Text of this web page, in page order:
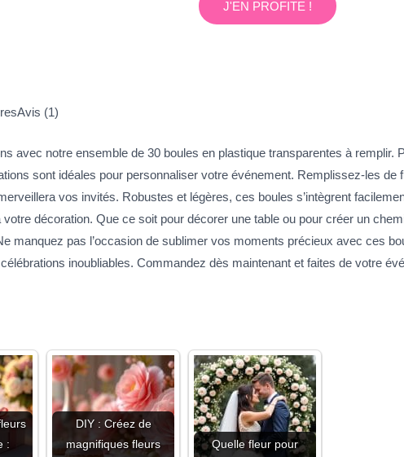
J'EN PROFITE !
Avis (1)
avec notre ensemble de 30 boules en plastique transparentes à remplir.
sont idéales pour personnaliser votre événement. Remplissez-les de
vos invités. Robustes et légères, ces boules s’intègrent
décoration. Que ce soit pour décorer une table ou pour créer un
manquez pas l’occasion de sublimer vos moments précieux avec ces
inoubliables. Commandez dès maintenant et faites de votre
:
DIY : Créez de
magnifiques fleurs
Quelle fleur pour